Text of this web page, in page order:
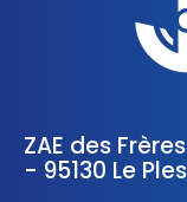
ZAE des
- 95130 Le